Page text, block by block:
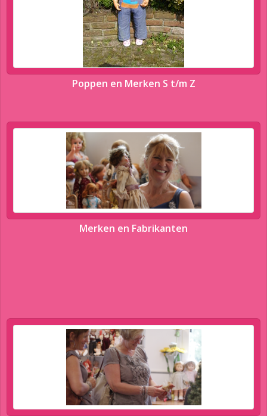
Poppen en Merken S t/m Z
Merken en Fabrikanten